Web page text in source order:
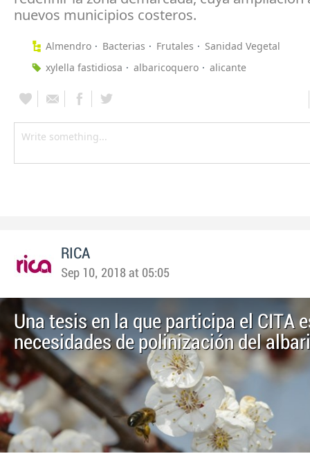
nuevos municipios costeros.
Almendro Bacterias Frutales
Sanidad Vegetal
xylella fastidiosa
albaricoquero alicante
RICA
Sep 10, 2018 at 05:05
Una tesis en la que participa el CITA
necesidades de polinización del